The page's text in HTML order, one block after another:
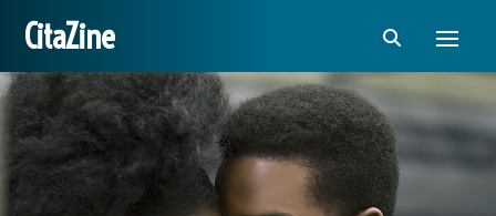
CitaZine